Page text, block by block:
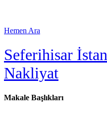
Hemen Ara
Seferihisar
Nakliyat
Makale Başlıkları